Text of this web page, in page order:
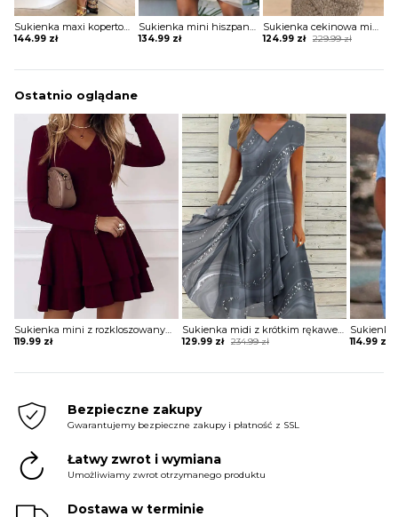
Sukienka maxi kopertowa w stylu boho
144.99 zł
Sukienka mini hiszpanka tiulowa z szerokimi rękawami
134.99 zł
Sukienka cekinowa mini z krótkim rękawem
229.99zł
Original
124.99 zł
Current
Ostatnio oglądane
Sukienka mini z rozkloszowanym dołem dopasowana w talii
119.99 zł
Sukienka midi z krótkim rękawem ze zwiewnego materiału
234.99zł
Original
129.99 zł
Current
114.99 zł
Bezpieczne zakupy
Gwarantujemy bezpieczne zakupy i płatność z SSL
Łatwy zwrot i wymiana
Umożliwiamy zwrot otrzymanego produktu
Dostawa w terminie